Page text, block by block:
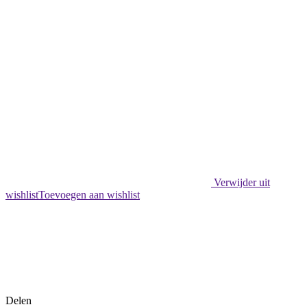
Verwijder uit
wishlistToevoegen aan wishlist
Delen